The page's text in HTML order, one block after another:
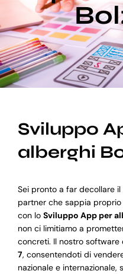
Blog
Supporto
Sviluppo
alberghi
Sei pronto a far decollare
partner che sappia
con lo Sviluppo App per
non ci limitiamo a
concreti. Il nostro software
7, consentendoti di
nazionale e internazionale,